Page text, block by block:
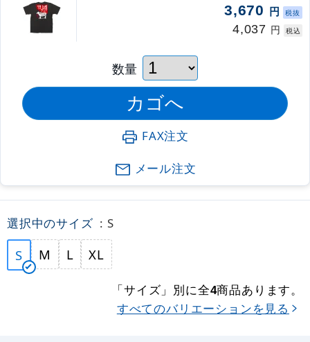
3,670 円 税抜
4,037 円 税込
数量
FAX注文
メール注文
選択中のサイズ : S
S M L XL
「サイズ」別に全4商品あります。
すべてのバリエーションを見る